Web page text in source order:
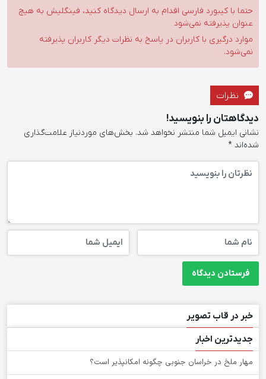
حتما با کیبورد فارسی اقدام به ارسال دیدگاه کنید، فینگلیش به هیچ
عنوان پذیرفته نمی‌شود
موارد درگیری با کاربران در پاسخ به نظرات دیگر کاربران پذیرفته
نمی‌شود.
نظرات
دیدگاهتان را بنویسید!
نشانی ایمیل شما منتشر نخواهد شد. بخش‌های موردنیاز علامت‌گذاری
شده‌اند *
خبر در قاب تصویر
جدیدترین اخبار
‌مهار ملخ در خراسان جنوبی چگونه امکانپذیر است؟